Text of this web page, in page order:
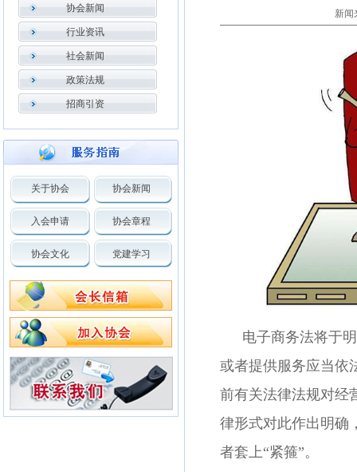
协会新闻
行业资讯
社会新闻
政策法规
招商引资
关于协会 协会新闻
入会申请 协会章程
协会文化 党建学习
新
电子商务法将于
或者提供服务应当依
前有关法律法规对经
律形式对此作出明确
者套上“紧箍”。